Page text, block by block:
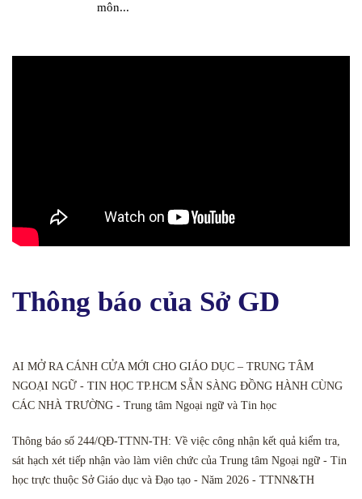
môn...
Thông báo của Sở GD
AI MỞ RA CÁNH CỬA MỚI CHO GIÁO DỤC – TRUNG TÂM
NGOẠI NGỮ - TIN HỌC TP.HCM SẴN SÀNG ĐỒNG HÀNH CÙNG
CÁC NHÀ TRƯỜNG - Trung tâm Ngoại ngữ và Tin học
Thông báo số 244/QĐ-TTNN-TH: Về việc công nhận kết quả kiểm tra,
sát hạch xét tiếp nhận vào làm viên chức của Trung tâm Ngoại ngữ - Tin
học trực thuộc Sở Giáo dục và Đạo tạo - Năm 2026 - TTNN&TH